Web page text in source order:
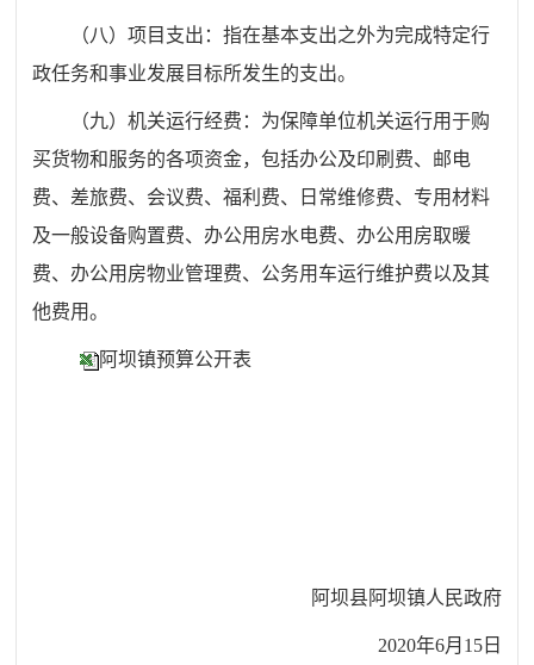
（八）项目支出：指在基本支出之外为完成特定行
政任务和事业发展目标所发生的支出。
（九）机关运行经费：为保障单位机关运行用于购
买货物和服务的各项资金，包括办公及印刷费、邮电
费、差旅费、会议费、福利费、日常维修费、专用材料
及一般设备购置费、办公用房水电费、办公用房取暖
费、办公用房物业管理费、公务用车运行维护费以及其
他费用。
阿坝镇预算公开表
阿坝县阿坝镇人民政府
2020年6月 15日